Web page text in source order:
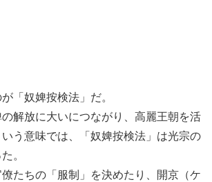
「奴婢按検法」だ。
解放に大いにつながり、高麗王朝を活
う意味では、「奴婢按検法」は光宗の
。
たちの「服制」を決めたり、開京（ケ